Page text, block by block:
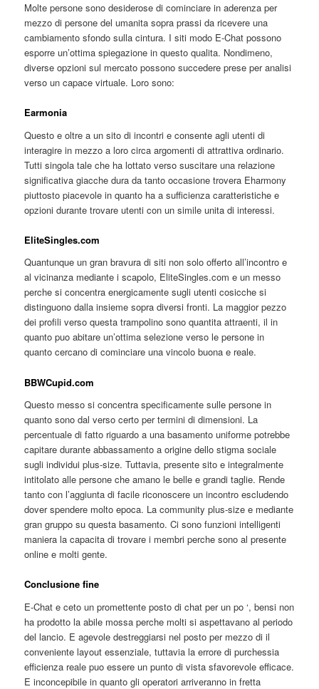
Molte persone sono desiderose di cominciare in aderenza per
mezzo di persone del umanita sopra prassi da ricevere una
cambiamento sfondo sulla cintura. I siti modo E-Chat possono
esporre un’ottima spiegazione in questo qualita. Nondimeno,
diverse opzioni sul mercato possono succedere prese per analisi
verso un capace virtuale. Loro sono:
Earmonia
Questo e oltre a un sito di incontri e consente agli utenti di
interagire in mezzo a loro circa argomenti di attrattiva ordinario.
Tutti singola tale che ha lottato verso suscitare una relazione
significativa giacche dura da tanto occasione trovera Eharmony
piuttosto piacevole in quanto ha a sufficienza caratteristiche e
opzioni durante trovare utenti con un simile unita di interessi.
EliteSingles.com
Quantunque un gran bravura di siti non solo offerto all’incontro e
al vicinanza mediante i scapolo, EliteSingles.com e un messo
perche si concentra energicamente sugli utenti cosicche si
distinguono dalla insieme sopra diversi fronti. La maggior pezzo
dei profili verso questa trampolino sono quantita attraenti, il in
quanto puo abitare un’ottima selezione verso le persone in
quanto cercano di cominciare una vincolo buona e reale.
BBWCupid.com
Questo messo si concentra specificamente sulle persone in
quanto sono dal verso certo per termini di dimensioni. La
percentuale di fatto riguardo a una basamento uniforme potrebbe
capitare durante abbassamento a origine dello stigma sociale
sugli individui plus-size. Tuttavia, presente sito e integralmente
intitolato alle persone che amano le belle e grandi taglie. Rende
tanto con l’aggiunta di facile riconoscere un incontro escludendo
dover spendere molto epoca. La community plus-size e mediante
gran gruppo su questa basamento. Ci sono funzioni intelligenti
maniera la capacita di trovare i membri perche sono al presente
online e molti gente.
Conclusione fine
E-Chat e ceto un promettente posto di chat per un po ‘, bensi non
ha prodotto la abile mossa perche molti si aspettavano al periodo
del lancio. E agevole destreggiarsi nel posto per mezzo di il
conveniente layout essenziale, tuttavia la errore di purchessia
efficienza reale puo essere un punto di vista sfavorevole efficace.
E inconcepibile in quanto gli operatori arriveranno in fretta